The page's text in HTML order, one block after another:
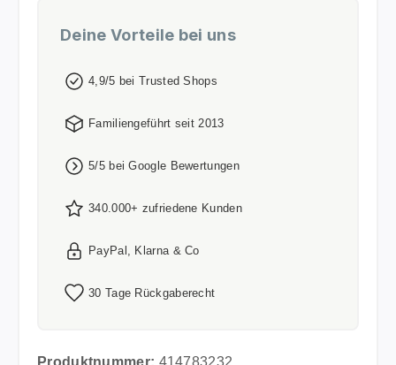
Deine Vorteile bei uns
4,9/5 bei Trusted Shops
Familiengeführt seit 2013
5/5 bei Google Bewertungen
340.000+ zufriedene Kunden
PayPal, Klarna & Co
30 Tage Rückgaberecht
Produktnummer: 414783232